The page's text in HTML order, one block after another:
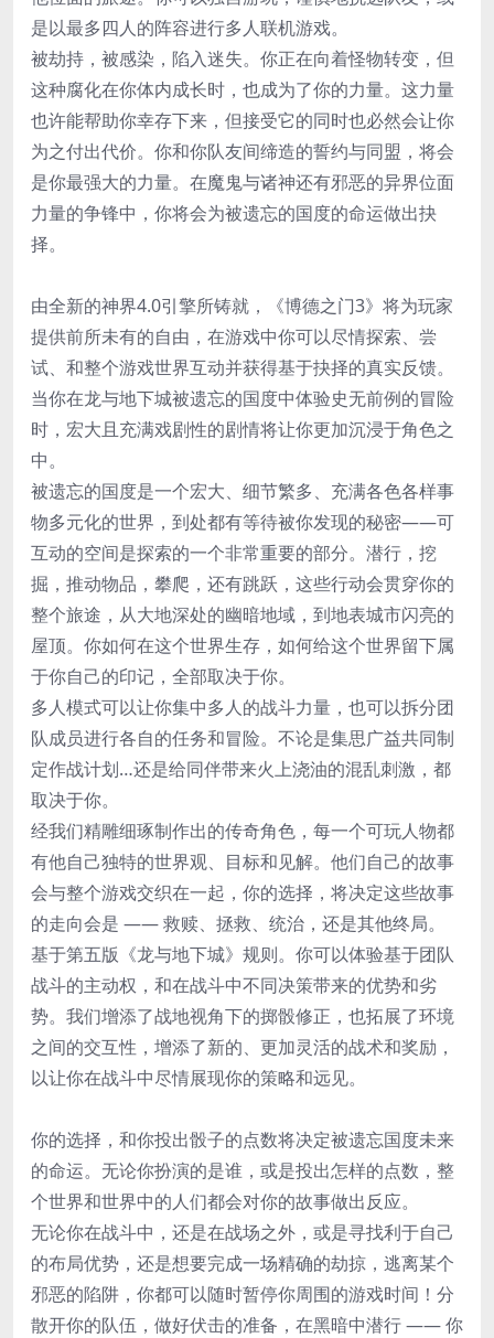
是以最多四人的阵容进行多人联机游戏。
被劫持，被感染，陷入迷失。你正在向着怪物转变，但
这种腐化在你体内成长时，也成为了你的力量。这力量
也许能帮助你幸存下来，但接受它的同时也必然会让你
为之付出代价。你和你队友间缔造的誓约与同盟，将会
是你最强大的力量。在魔鬼与诸神还有邪恶的异界位面
力量的争锋中，你将会为被遗忘的国度的命运做出抉
择。
由全新的神界4.0引擎所铸就，《博德之门3》将为玩家
提供前所未有的自由，在游戏中你可以尽情探索、尝
试、和整个游戏世界互动并获得基于抉择的真实反馈。
当你在龙与地下城被遗忘的国度中体验史无前例的冒险
时，宏大且充满戏剧性的剧情将让你更加沉浸于角色之
中。
被遗忘的国度是一个宏大、细节繁多、充满各色各样事
物多元化的世界，到处都有等待被你发现的秘密——可
互动的空间是探索的一个非常重要的部分。潜行，挖
掘，推动物品，攀爬，还有跳跃，这些行动会贯穿你的
整个旅途，从大地深处的幽暗地域，到地表城市闪亮的
屋顶。你如何在这个世界生存，如何给这个世界留下属
于你自己的印记，全部取决于你。
多人模式可以让你集中多人的战斗力量，也可以拆分团
队成员进行各自的任务和冒险。不论是集思广益共同制
定作战计划…还是给同伴带来火上浇油的混乱刺激，都
取决于你。
经我们精雕细琢制作出的传奇角色，每一个可玩人物都
有他自己独特的世界观、目标和见解。他们自己的故事
会与整个游戏交织在一起，你的选择，将决定这些故事
的走向会是 —— 救赎、拯救、统治，还是其他终局。
基于第五版《龙与地下城》规则。你可以体验基于团队
战斗的主动权，和在战斗中不同决策带来的优势和劣
势。我们增添了战地视角下的掷骰修正，也拓展了环境
之间的交互性，增添了新的、更加灵活的战术和奖励，
以让你在战斗中尽情展现你的策略和远见。
你的选择，和你投出骰子的点数将决定被遗忘国度未来
的命运。无论你扮演的是谁，或是投出怎样的点数，整
个世界和世界中的人们都会对你的故事做出反应。
无论你在战斗中，还是在战场之外，或是寻找利于自己
的布局优势，还是想要完成一场精确的劫掠，逃离某个
邪恶的陷阱，你都可以随时暂停你周围的游戏时间！分
散开你的队伍，做好伏击的准备，在黑暗中潜行 —— 你